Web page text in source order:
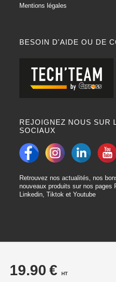
19.90 € HT
BESOIN D'AIDE OU DE
REJOIGNEZ NOUS SUR
SOCIAUX
Retrouvez nos actualités, nos
nouveaux produits sur nos pages
Linkedin, Tiktok et Youtube
Mentions légales